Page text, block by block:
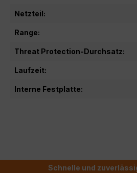
Netzteil:
Range:
Threat Protection-Durchsatz:
Laufzeit:
Interne Festplatte:
Schnelle und